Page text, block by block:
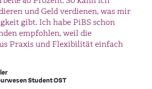
sondern auch praktische
CNC-Fräsen entwickeln und
das praxisintegrierte
allen empfehlen, die eine
und finanziell
und Geld verdienen, was mir
gibt. Ich habe PiBS schon
empfohlen, weil die
Praxis und Flexibilität einfach
Student OST